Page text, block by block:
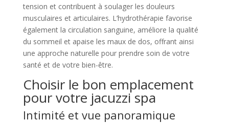
tension et contribuent à soulager les douleurs
musculaires et articulaires. L’hydrothérapie favorise
également la circulation sanguine, améliore la qualité
du sommeil et apaise les maux de dos, offrant ainsi
une approche naturelle pour prendre soin de votre
santé et de votre bien-être.
Choisir le bon emplacement
pour votre jacuzzi spa
Intimité et vue panoramique